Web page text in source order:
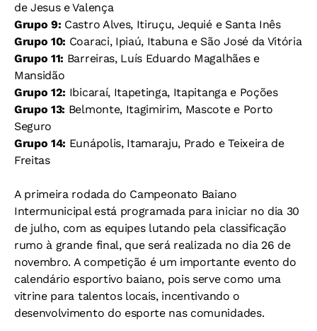
de Jesus e Valença
Grupo 9: Castro Alves, Itiruçu, Jequié e Santa Inês
Grupo 10: Coaraci, Ipiaú, Itabuna e São José da Vitória
Grupo 11: Barreiras, Luís Eduardo Magalhães e
Mansidão
Grupo 12: Ibicaraí, Itapetinga, Itapitanga e Poções
Grupo 13: Belmonte, Itagimirim, Mascote e Porto
Seguro
Grupo 14: Eunápolis, Itamaraju, Prado e Teixeira de
Freitas
A primeira rodada do Campeonato Baiano
Intermunicipal está programada para iniciar no dia 30
de julho, com as equipes lutando pela classificação
rumo à grande final, que será realizada no dia 26 de
novembro. A competição é um importante evento do
calendário esportivo baiano, pois serve como uma
vitrine para talentos locais, incentivando o
desenvolvimento do esporte nas comunidades.